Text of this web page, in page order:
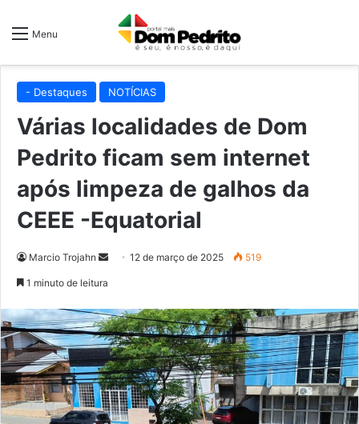
Menu
- Destaques NOTÍCIAS
Várias localidades de Dom
Pedrito ficam sem internet
após limpeza de galhos da
CEEE -Equatorial
Marcio Trojahn
Mande
mail
12 de março de 2025 519
1 minuto de leitura